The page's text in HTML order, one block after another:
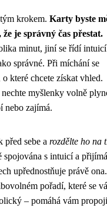
krokem. Karty byste
je správný čas přestat.
minut, jiní se řídí
správné. Při míchání se
které chcete získat vhled.
myšlenky volně
nebo zajímá.
před sebe a rozdělte ho na
spojována s intuicí a
upřednostňuje právě ona.
pořadí, které se
– pomáhá vám